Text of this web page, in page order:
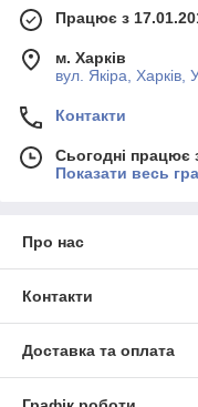
Працює з
м. Харків
вул. Якіра, Харків,
Контакти
Сьогодні працює
Показати весь
Про нас
Контакти
Доставка та оплата